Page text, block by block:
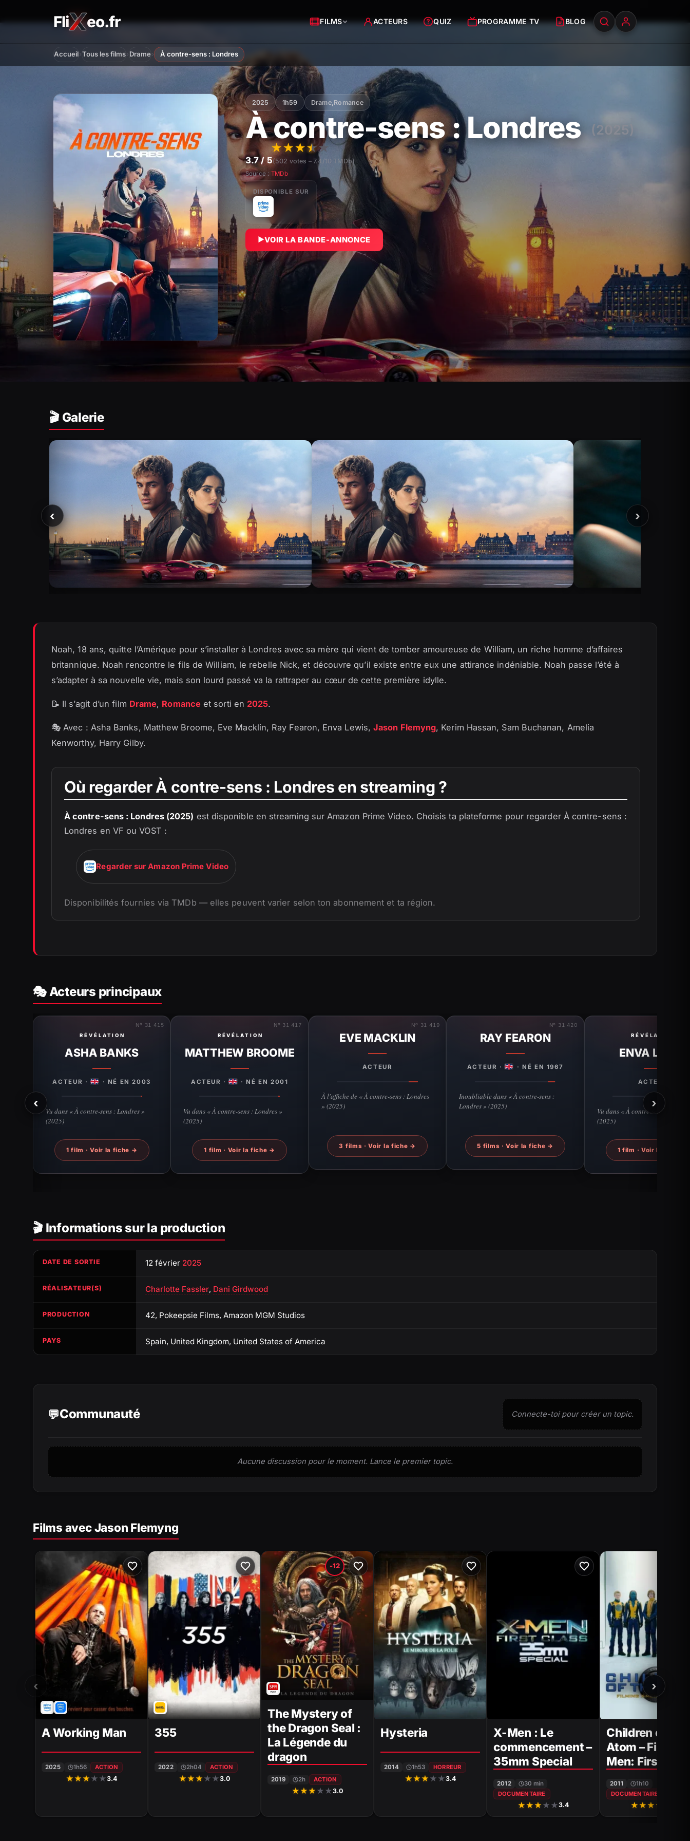
Fli eo.fr
FliXeo.fr
Accueil
FILMS ACTEURS QUIZ PROGRAMME TV BLOG
Accueil›Tous les films›Drame› À contre-sens : Londres
2025 1h59 Drame Romance
À contre-sens : Londres (2025)
★★★★★
3.7 / 5(502 votes – 7.4/10 TMDb)
Source : TMDb
DISPONIBLE SUR
VOIR LA BANDE-ANNONCE
🎬 Galerie
‹ ›
Noah, 18 ans, quitte l’Amérique pour s’installer à Londres avec sa mère qui vient de tomber amoureuse de William, un riche homme d’affaires
britannique. Noah rencontre le fils de William, le rebelle Nick, et découvre qu’il existe entre eux une attirance indéniable. Noah passe l’été à
s’adapter à sa nouvelle vie, mais son lourd passé va la rattraper au cœur de cette première idylle.
📝 Il s’agit d’un film Drame, Romance et sorti en 2025.
🎭 Avec : Asha Banks, Matthew Broome, Eve Macklin, Ray Fearon, Enva Lewis,Jason Flemyng, Kerim Hassan, Sam Buchanan, Amelia
Kenworthy, Harry Gilby.
Où regarder À contre-sens : Londres en streaming ?
À contre-sens : Londres (2025) est disponible en streaming sur Amazon Prime Video. Choisis ta plateforme pour regarder À contre-sens :
Londres en VF ou VOST :
Regarder sur Amazon Prime Video
Disponibilités fournies via TMDb — elles peuvent varier selon ton abonnement et ta région.
🎭 Acteurs principaux
‹
Nº 31 415
RÉVÉLATION
ASHA BANKS
ACTEUR · · NÉ EN 2003
Vu dans « À contre-sens : Londres »
(2025)
1 film · Voir la fiche →
Nº 31 417
RÉVÉLATION
MATTHEW BROOME
ACTEUR · · NÉ EN 2001
Vu dans « À contre-sens : Londres »
(2025)
1 film · Voir la fiche →
Nº 31 419
EVE MACKLIN
ACTEUR
À l'affiche de « À contre-sens : Londres
» (2025)
3 films · Voir la fiche →
Nº 31 420
RAY FEARON
ACTEUR · · NÉ EN 1967
Inoubliable dans « À contre-sens :
Londres » (2025)
5 films · Voir la fiche →
RÉVÉLATION
ENVA LEWIS
ACTEUR
Vu dans « À contre-sens :
(2025)
1 film · Voir la fiche →
›
🎬 Informations sur la production
DATE DE SORTIE 12 février 2025
RÉALISATEUR(S) Charlotte Fassler, Dani Girdwood
PRODUCTION 42, Pokeepsie Films, Amazon MGM Studios
PAYS Spain, United Kingdom, United States of America
Communauté Connecte-toi pour créer un topic.
Aucune discussion pour le moment. Lance le premier topic.
Films avec Jason Flemyng
‹
A Working Man
2025 1h56 ACTION
★★★ ★ ★3.4
355
2022 2h04 ACTION
★★★ ★ ★3.0
-12
The Mystery of
the Dragon Seal :
La Légende du
dragon
2019 2h ACTION
★★★ ★ ★3.0
Hysteria
2014 1h53 HORREUR
★★★ ★ ★3.4
X-Men : Le
commencement –
35mm Special
2012
30 min
DOCUMENTAIRE
★★★ ★ ★3.4
Children of the
Atom –
Men: First
2011
1h10
DOCUMENTAIRE
★★★★
›